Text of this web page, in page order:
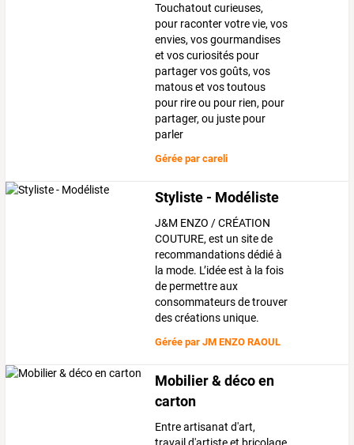
Touchatout curieuses,
pour raconter votre vie, vos
envies, vos gourmandises
et vos curiosités pour
partager vos goûts, vos
matous et vos toutous
pour rire ou pour rien, pour
partager, ou juste pour
parler
Gérée parcareli
Styliste - Modéliste
J&M ENZO / CRÉATION
COUTURE, est un site de
recommandations dédié à
la mode. L’idée est à la fois
de permettre aux
consommateurs de trouver
des créations unique.
Gérée parJM ENZO RAOUL
Mobilier & déco en
carton
Entre artisanat d'art,